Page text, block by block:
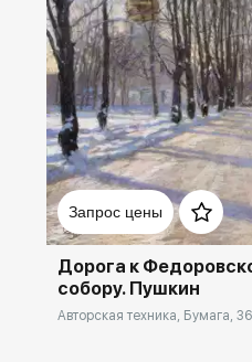
Запрос цены
Домен:
Дорога к
собору. Пушкин
Авторская техника, Бумага,